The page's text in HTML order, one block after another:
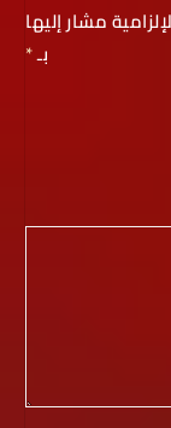
مشار إليها
بـ*